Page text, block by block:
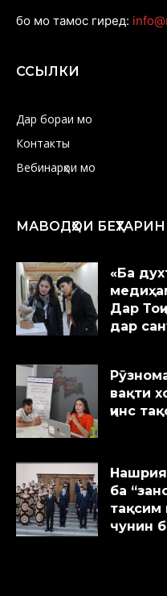
бо мо тамос гиред:
ССЫЛКИ
Дар бораи мо
Контакты
Вебинарҳои мо
МАВОДҲОИ БЕҲТАРИН
«Ба
Дар
дар
вақти
ҷинс
ба
тақсим
чунин